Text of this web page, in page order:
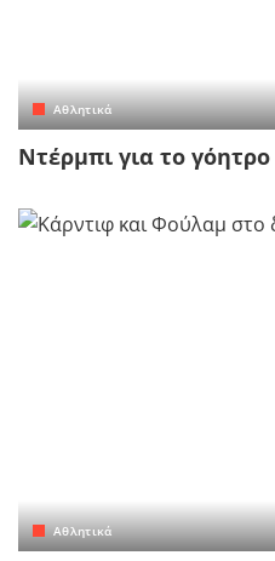
Αθλητικά
Ντέρμπι για το
Αθλητικά